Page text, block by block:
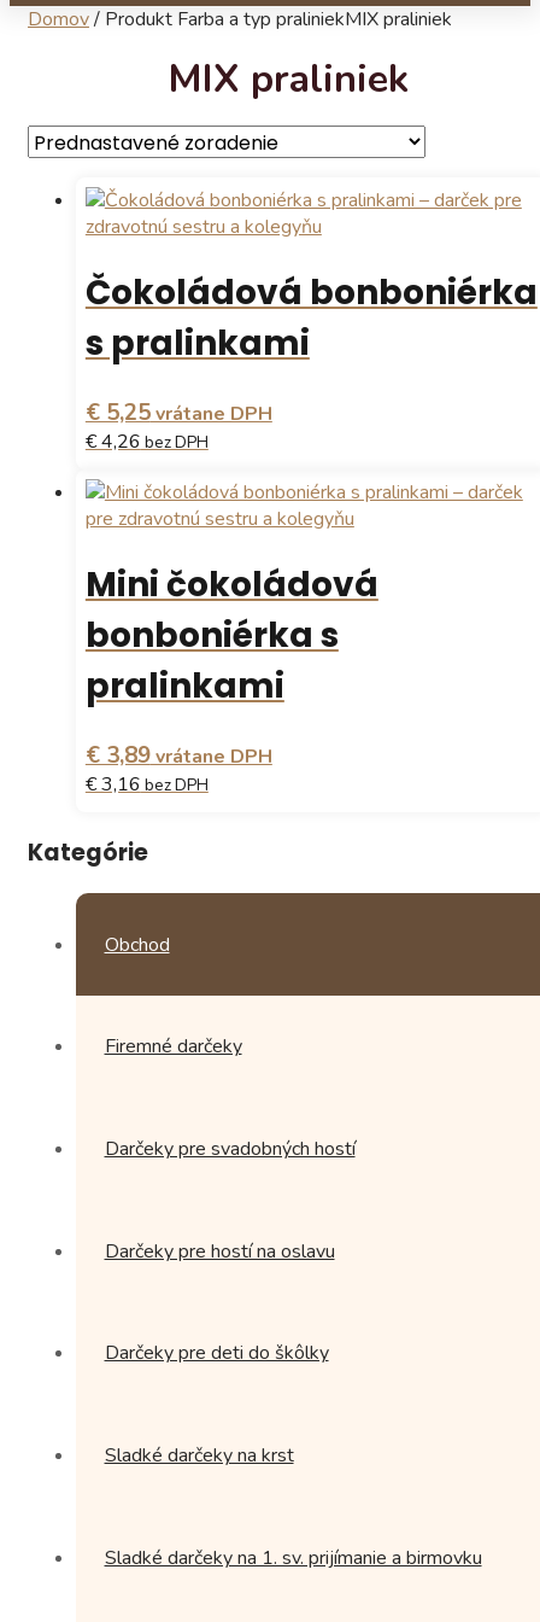
Domov/ Produkt Farba a typ praliniekMIX praliniek
MIX praliniek
Čokoládová bonboniérka
s pralinkami
€ 5,25vrátane DPH
€ 4,26bez DPH
Tento
produkt
má
variantov.
vybrať
stránke
produktu.
Mini čokoládová
bonboniérka s
pralinkami
€ 3,89vrátane DPH
€ 3,16bez DPH
produkt
viacero
Možnosti
vybrať
Kategórie
Obchod
Firemné darčeky
Darčeky pre svadobných hostí
Darčeky pre hostí na oslavu
Darčeky pre deti do škôlky
Sladké darčeky na krst
Sladké darčeky na 1. sv. prijímanie a birmovku